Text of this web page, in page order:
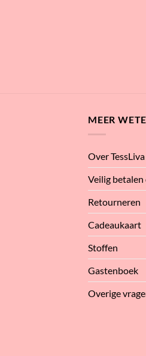
MEER
Over TessLiva
Veilig betalen
Retourneren
Cadeaukaart
Stoffen
Gastenboek
Overige